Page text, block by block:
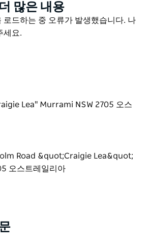
됩니다. 단체 관광객을 위한 케이터
다. 오전 오후 티타임 점심 식사는
능합니다.
많은 내용
로드하는 중 오류가 발생했습니다. 나
세요.
Lea" Murrami NSW 2705 오스